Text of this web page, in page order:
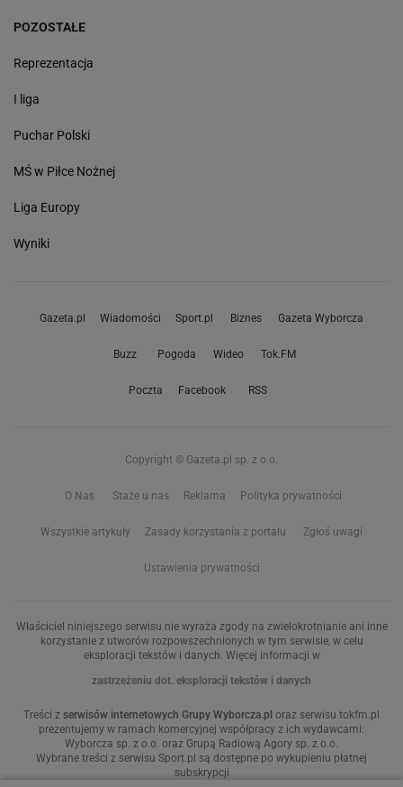
POZOSTAŁE
Reprezentacja
I liga
Puchar Polski
MŚ w Piłce Nożnej
Liga Europy
Wyniki
Gazeta.pl Wiadomości Sport.pl Biznes Gazeta Wyborcza
Buzz Pogoda Wideo Tok.FM
Poczta Facebook RSS
Copyright © Gazeta.pl sp. z o.o.
O Nas Staże u nas Reklama Polityka prywatności
Wszystkie artykuły Zasady korzystania z portalu Zgłoś uwagi
Ustawienia prywatności
Właściciel niniejszego serwisu nie wyraża zgody na zwielokrotnianie ani inne
korzystanie z utworów rozpowszechnionych w tym serwisie, w celu
eksploracji tekstów i danych. Więcej informacji w
zastrzeżeniu dot. eksploracji tekstów i danych
Treści z serwisów internetowych Grupy Wyborcza.pl oraz serwisu tokfm.pl
prezentujemy w ramach komercyjnej współpracy z ich wydawcami:
Wyborcza sp. z o.o. oraz Grupą Radiową Agory sp. z o.o.
Wybrane treści z serwisu Sport.pl są dostępne po wykupieniu płatnej
subskrypcji